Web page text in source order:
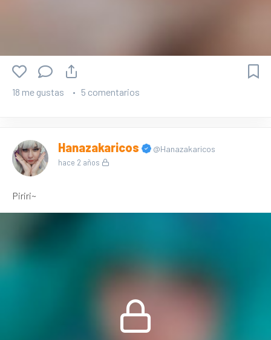
18 me gustas 5 comentarios
Hanazakaricos @Hanazakaricos
hace 2 años
Piriri~